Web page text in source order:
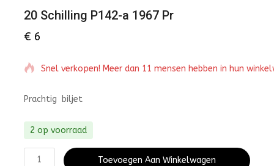
20 Schilling P142-a 1967 Pr
€ 6
Snel verkopen! Meer dan 11 mensen hebben in hun
Prachtig biljet
2 op voorraad
Toevoegen Aan Winkelwagen